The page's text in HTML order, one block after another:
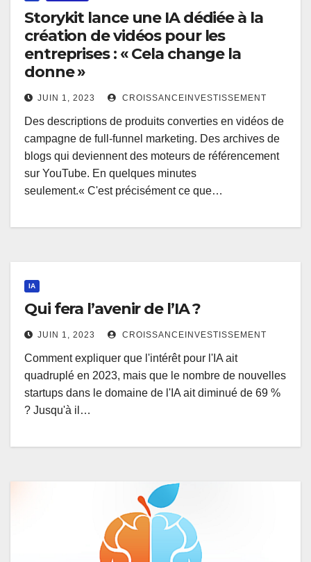
Storykit lance une IA dédiée à la
création de vidéos pour les
entreprises : « Cela change la
donne »
JUIN 1, 2023 CROISSANCEINVESTISSEMENT
Des descriptions de produits converties en vidéos de
campagne de full-funnel marketing. Des archives de
blogs qui deviennent des moteurs de référencement
sur YouTube. En quelques minutes
seulement.« C'est précisément ce que…
IA
Qui fera l’avenir de l’IA ?
JUIN 1, 2023 CROISSANCEINVESTISSEMENT
Comment expliquer que l'intérêt pour l'IA ait
quadruplé en 2023, mais que le nombre de nouvelles
startups dans le domaine de l'IA ait diminué de 69 %
? Jusqu'à il…